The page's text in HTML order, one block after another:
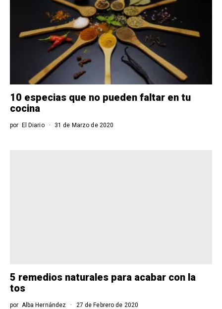
10 especias que no pueden faltar en tu
cocina
por El Diario 31 de Marzo de 2020
5 remedios naturales para acabar con la
tos
por Alba Hernández 27 de Febrero de 2020